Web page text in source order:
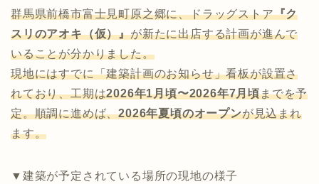
群馬県前橋市富士見町原之郷に、ドラッグストア『ク
スリのアオキ（仮）』が新たに出店する計画が進んで
いることが分かりました。
現地にはすでに「建築計画のお知らせ」看板が設置さ
れており、工期は2026年1月頃〜2026年7月頃までを予
定。順調に進めば、2026年夏頃のオープンが見込まれ
ます。
▼建築が予定されている場所の現地の様子